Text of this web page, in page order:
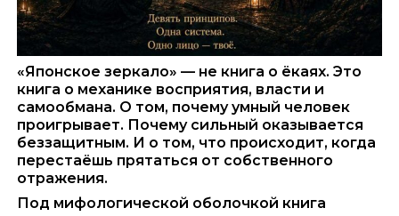
«Японское зеркало» — не книга о ёкаях. Это
книга о механике восприятия, власти и
самообмана. О том, почему умный человек
проигрывает. Почему сильный оказывается
беззащитным. И о том, что происходит, когда
перестаёшь прятаться от собственного
отражения.
Под мифологической оболочкой книга